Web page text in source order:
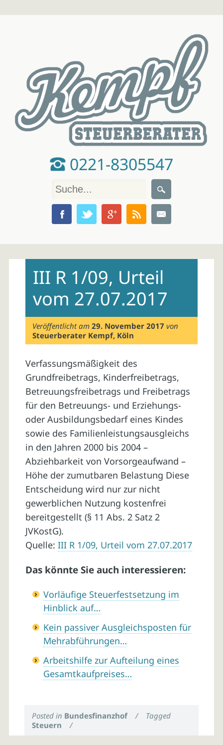
0221-8305547
contentIII R 1/09, Urteil
vom 27.07.2017
Veröffentlicht am29. November 2017 von
Steuerberater Kempf, Köln
Verfassungsmäßigkeit des
Grundfreibetrags, Kinderfreibetrags,
Betreuungsfreibetrags und Freibetrags
für den Betreuungs- und Erziehungs-
oder Ausbildungsbedarf eines Kindes
sowie des Familienleistungsausgleichs
in den Jahren 2000 bis 2004 –
Abziehbarkeit von Vorsorgeaufwand –
Höhe der zumutbaren Belastung Diese
Entscheidung wird nur zur nicht
gewerblichen Nutzung kostenfrei
bereitgestellt (§ 11 Abs. 2 Satz 2
JVKostG).
Quelle: III R 1/09, Urteil vom 27.07.2017
Das könnte Sie auch interessieren:
Vorläufige Steuerfestsetzung im
Hinblick auf…
Kein passiver Ausgleichsposten für
Mehrabführungen…
Arbeitshilfe zur Aufteilung eines
Gesamtkaufpreises…
Posted in Bundesfinanzhof /
Tagged
Steuern
/